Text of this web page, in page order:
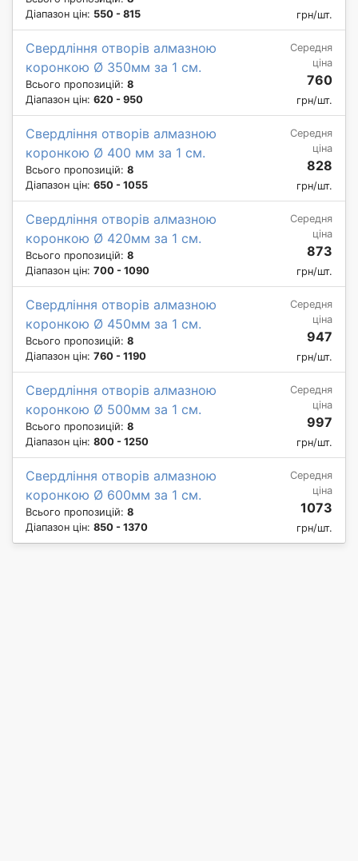
Діапазон цін: 550 - 815 грн/шт.
Свердління отворів алмазною
коронкою Ø 350мм за 1 см.
Всього пропозицій: 8
Діапазон цін: 620 - 950
Середня
ціна
760
грн/шт.
Свердління отворів алмазною
коронкою Ø 400 мм за 1 см.
Всього пропозицій: 8
Діапазон цін: 650 - 1055
Середня
ціна
828
грн/шт.
Свердління отворів алмазною
коронкою Ø 420мм за 1 см.
Всього пропозицій: 8
Діапазон цін: 700 - 1090
Середня
ціна
873
грн/шт.
Свердління отворів алмазною
коронкою Ø 450мм за 1 см.
Всього пропозицій: 8
Діапазон цін: 760 - 1190
Середня
ціна
947
грн/шт.
Свердління отворів алмазною
коронкою Ø 500мм за 1 см.
Всього пропозицій: 8
Діапазон цін: 800 - 1250
Середня
ціна
997
грн/шт.
Свердління отворів алмазною
коронкою Ø 600мм за 1 см.
Всього пропозицій: 8
Діапазон цін: 850 - 1370
Середня
ціна
1073
грн/шт.